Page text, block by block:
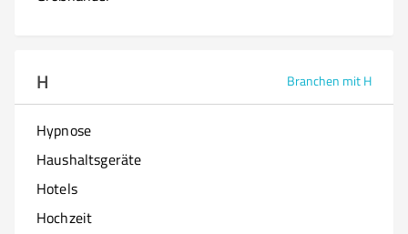
H Branchen mit H
Hypnose
Haushaltsgeräte
Hotels
Hochzeit